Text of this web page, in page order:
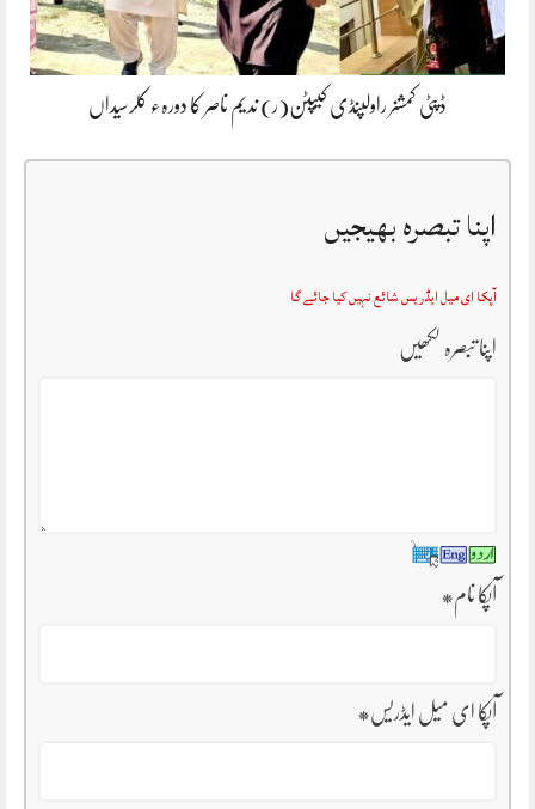
ڈپٹی کمشنر راولپنڈی کیپٹن(ر) ندیم ناصر کا دورہء کلرسیداں
اپنا تبصرہ بھیجیں
آپکا ای میل ایڈریس شائع نہیں کیا جائے گا
اپنا تبصرہ لکھیں
آپکا نام*
آپکا ای میل ایڈریس*